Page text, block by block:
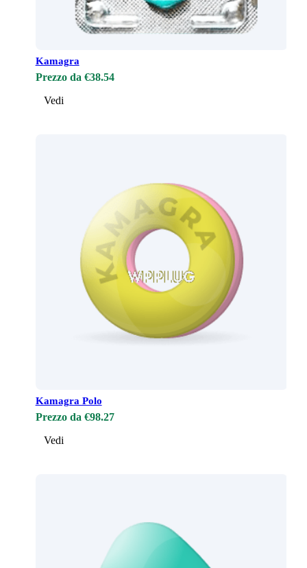
Kamagra
Prezzo da €38.54
Vedi
Kamagra Polo
Prezzo da €98.27
Vedi